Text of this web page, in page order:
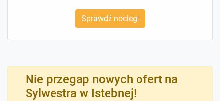
Sprawdź noclegi
Nie przegap nowych ofert na
Sylwestra w Istebnej!